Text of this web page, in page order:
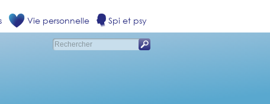
Vie personnelle Spi et psy